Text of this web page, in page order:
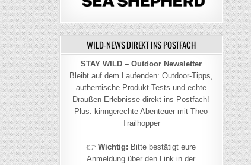
WILD-NEWS DIREKT INS POSTFACH
STAY WILD – Outdoor Newsletter
Bleibt auf dem Laufenden: Outdoor-Tipps,
authentische Produkt-Tests und echte
Draußen-Erlebnisse direkt ins Postfach!
Plus: kinngerechte Abenteuer mit Theo
Trailhopper
👉Wichtig: Bitte bestätigt eure
Anmeldung über den Link in der